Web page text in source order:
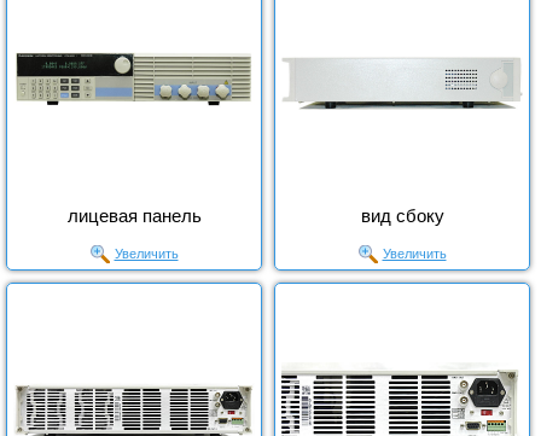
лицевая панель
Увеличить
вид сбоку
Увеличить